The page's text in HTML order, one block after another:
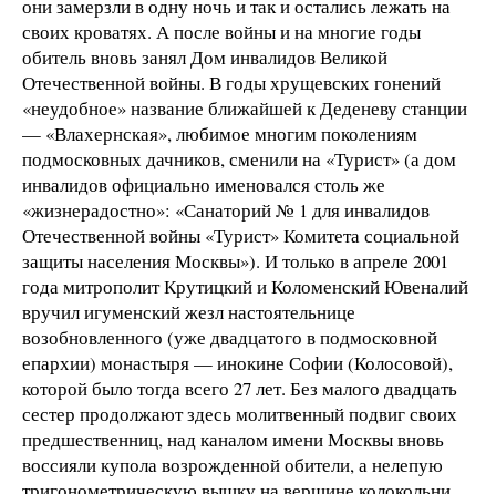
они замерзли в одну ночь и так и остались лежать на
своих кроватях. А после войны и на многие годы
обитель вновь занял Дом инвалидов Великой
Отечественной войны. В годы хрущевских гонений
«неудобное» название ближайшей к Деденеву станции
— «Влахернская», любимое многим поколениям
подмосковных дачников, сменили на «Турист» (а дом
инвалидов официально именовался столь же
«жизнерадостно»: «Санаторий № 1 для инвалидов
Отечественной войны «Турист» Комитета социальной
защиты населения Москвы»). И только в апреле 2001
года митрополит Крутицкий и Коломенский Ювеналий
вручил игуменский жезл настоятельнице
возобновленного (уже двадцатого в подмосковной
епархии) монастыря — инокине Софии (Колосовой),
которой было тогда всего 27 лет. Без малого двадцать
сестер продолжают здесь молитвенный подвиг своих
предшественниц, над каналом имени Москвы вновь
воссияли купола возрожденной обители, а нелепую